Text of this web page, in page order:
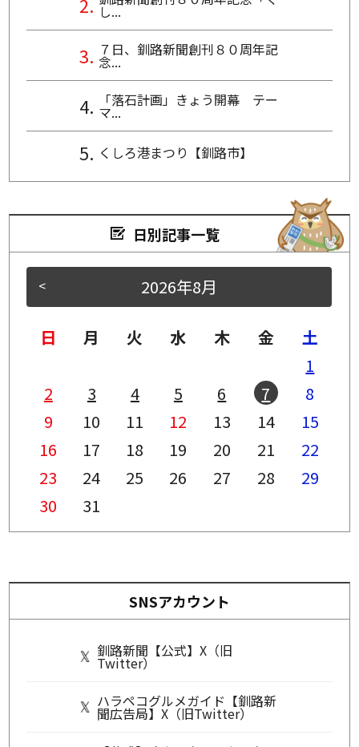
し...
７日、釧路新聞創刊８０周年記
念...
「落石計画」きょう開幕 テー
マ...
くしろ港まつり【釧路市】
日別記事一覧
< 2026年8月
日 月 火 水 木 金
土
1
2
3 4 5 6 7
8
9
10 11 12 13 14
15
16
17 18 19 20 21
22
23
24 25 26 27 28
29
30
31
SNSアカウント
釧路新聞【公式】X（旧
Twitter）
ハラペコグルメガイド【釧路新
聞広告局】X（旧Twitter）